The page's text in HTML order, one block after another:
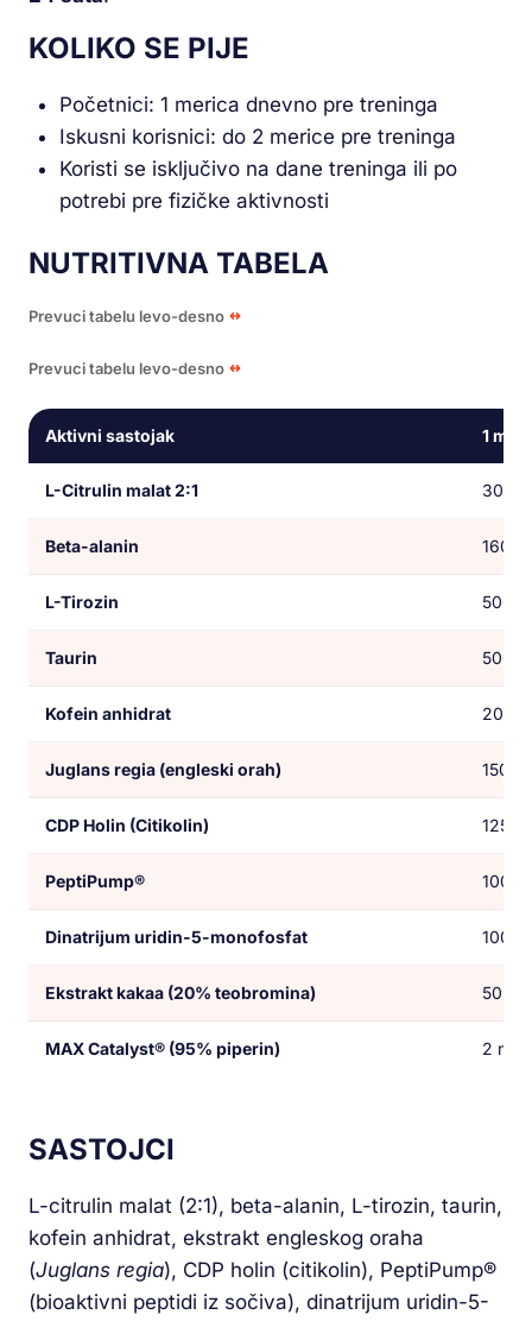
KOLIKO SE PIJE
Početnici: 1 merica dnevno pre treninga
Iskusni korisnici: do 2 merice pre treninga
Koristi se isključivo na dane treninga ili po
potrebi pre fizičke aktivnosti
NUTRITIVNA TABELA
Prevuci tabelu levo-desno
Prevuci tabelu levo-desno
Aktivni sastojak 1
L-Citrulin malat 2:1 3000
Beta-alanin 1600
L-Tirozin 500
Taurin 500
Kofein anhidrat 200
Juglans regia (engleski orah) 150
CDP Holin (Citikolin) 125
PeptiPump® 100
Dinatrijum uridin-5-monofosfat 100
Ekstrakt kakaa (20% teobromina) 50 mg
MAX Catalyst® (95% piperin) 2 mg
SASTOJCI
L-citrulin malat (2:1), beta-alanin, L-tirozin, taurin,
kofein anhidrat, ekstrakt engleskog oraha
(Juglans regia), CDP holin (citikolin), PeptiPump®
(bioaktivni peptidi iz sočiva), dinatrijum uridin-5-